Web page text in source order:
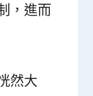
，進而
然大